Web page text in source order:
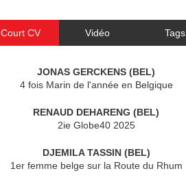
Court CV Vidéo Tags
JONAS GERCKENS (BEL)
4 fois Marin de l'année en Belgique
RENAUD DEHARENG (BEL)
2ie Globe40 2025
DJEMILA TASSIN (BEL)
1er femme belge sur la Route du Rhum